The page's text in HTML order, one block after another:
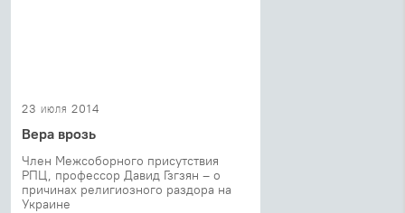
23 июля 2014
Вера врозь
Член Межсоборного присутствия
РПЦ, профессор Давид Гзгзян – о
причинах религиозного раздора на
Украине